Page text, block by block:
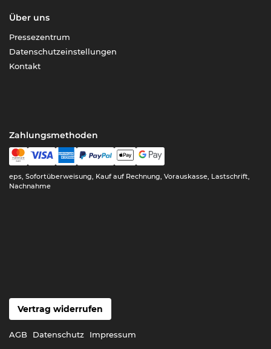
Über uns
Pressezentrum
Datenschutzeinstellungen
Kontakt
Zahlungsmethoden
eps, Sofortüberweisung, Kauf auf Rechnung, Vorauskasse, Lastschrift,
Nachnahme
Vertrag widerrufen
AGB Datenschutz Impressum